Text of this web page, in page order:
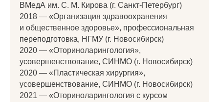
ВМедА им. С. М. Кирова (г. Санкт-Петербург)
2018 — «Организация здравоохранения
и общественное здоровье», профессиональная
переподготовка, НГМУ (г. Новосибирск)
2020 — «Оториноларингология»,
усовершенствование, СИНМО (г. Новосибирск)
2020 — «Пластическая хирургия»,
усовершенствование, СИНМО (г. Новосибирск)
2021 — «Оториноларингология с курсом